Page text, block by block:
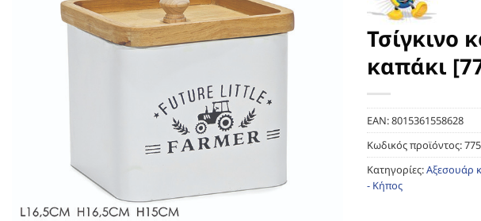
Τσίγκινο
καπάκι
EAN:8015361558628
Κωδικός προϊόντος:
Κατηγορίες:Αξεσουάρ
- Κήπος